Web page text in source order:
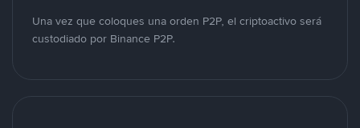
Una vez que coloques una orden P2P, el criptoactivo será
custodiado por Binance P2P.